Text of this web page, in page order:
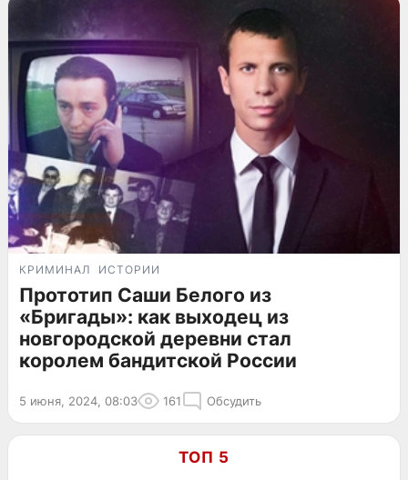
КРИМИНАЛ ИСТОРИИ
Прототип Саши Белого из
«Бригады»: как выходец из
новгородской деревни стал
королем бандитской России
5 июня, 2024, 08:03 161 Обсудить
ТОП 5